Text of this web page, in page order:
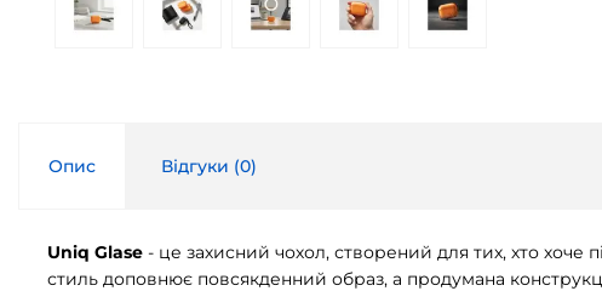
Опис Відгуки (0)
Uniq Glase - це захисний чохол, створений для тих, хто хоче
стиль доповнює повсякденний образ, а продумана